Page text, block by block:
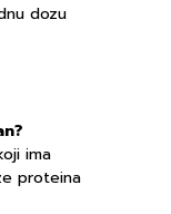
dozu
ima
proteina